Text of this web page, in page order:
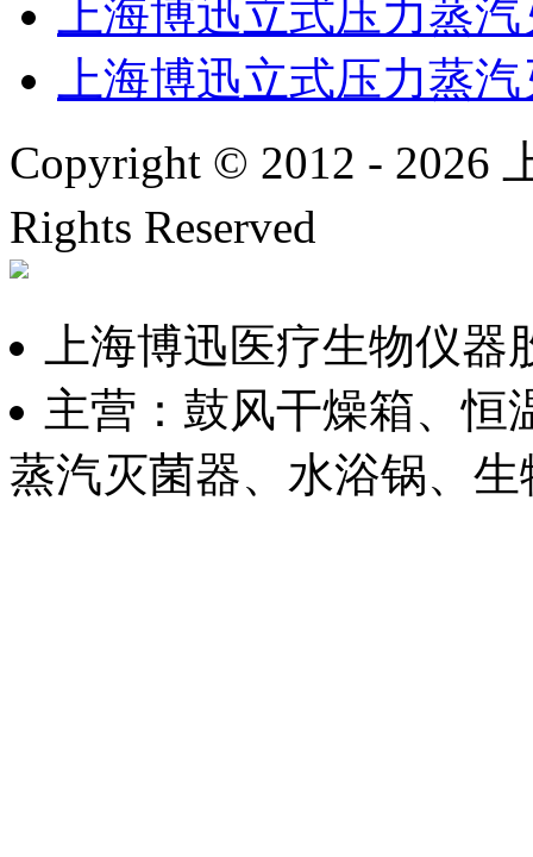
上海博迅立式压力蒸
上海博迅立式压力蒸
Copyright © 2012 - 2026
Rights Reserved
上海博迅医疗生物仪器
主营：鼓风干燥箱、恒
蒸汽灭菌器、水浴锅、